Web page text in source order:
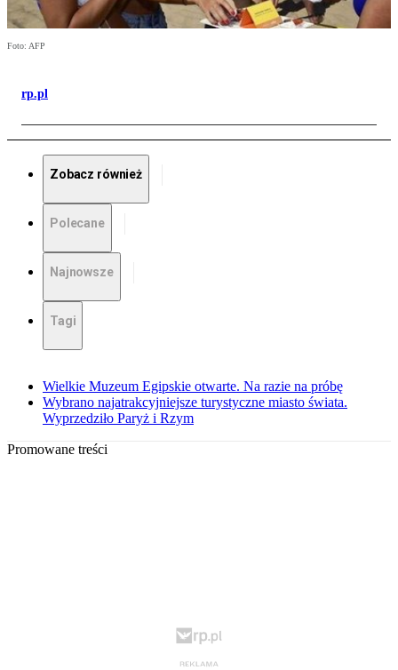
Foto: AFP
rp.pl
Zobacz również
Polecane
Najnowsze
Tagi
Wielkie Muzeum Egipskie otwarte. Na razie na próbę
Wybrano najatrakcyjniejsze turystyczne miasto świata.
Wyprzedziło Paryż i Rzym
Promowane treści